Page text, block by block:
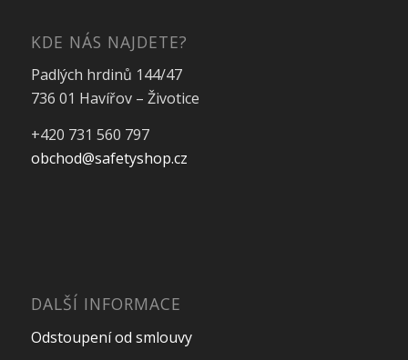
KDE NÁS NAJDETE?
Padlých hrdinů 144/47
736 01 Havířov – Životice
+420 731 560 797
obchod@safetyshop.cz
DALŠÍ INFORMACE
Odstoupení od smlouvy